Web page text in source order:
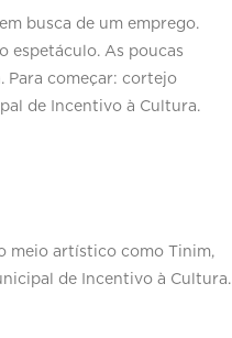
busca de um emprego.
espetáculo. As poucas
Para começar: cortejo
de Incentivo à Cultura.
meio artístico como Tinim,
de Incentivo à Cultura.